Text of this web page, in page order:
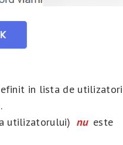
in lista de utilizatori
utilizatorului) nu este